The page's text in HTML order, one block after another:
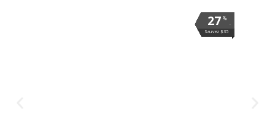
%
.
27
Sauvez $35
%
.
27
Sauvez $35
%
.
27
Sauvez $35
%
.
27
Sauvez $35
%
.
27
Sauvez $35
%
.
27
Sauvez $35
%
.
27
Sauvez $35
%
.
27
Sauvez $35
%
.
27
Sauvez $35
%
.
27
Sauvez $35
%
.
27
Sauvez $35
%
.
27
Sauvez $35
%
.
27
Sauvez $35